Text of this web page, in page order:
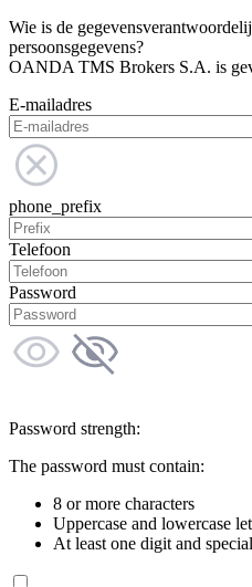
Wie is de
persoonsgegevens?
OANDA TMS Brokers S.A. is
E-mailadres
phone_prefix
Telefoon
Password
Password strength:
The password must contain:
8 or more characters
Uppercase and lowercase
At least one digit and